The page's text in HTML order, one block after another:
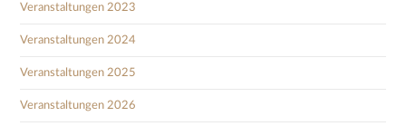
Veranstaltungen 2023
Veranstaltungen 2024
Veranstaltungen 2025
Veranstaltungen 2026